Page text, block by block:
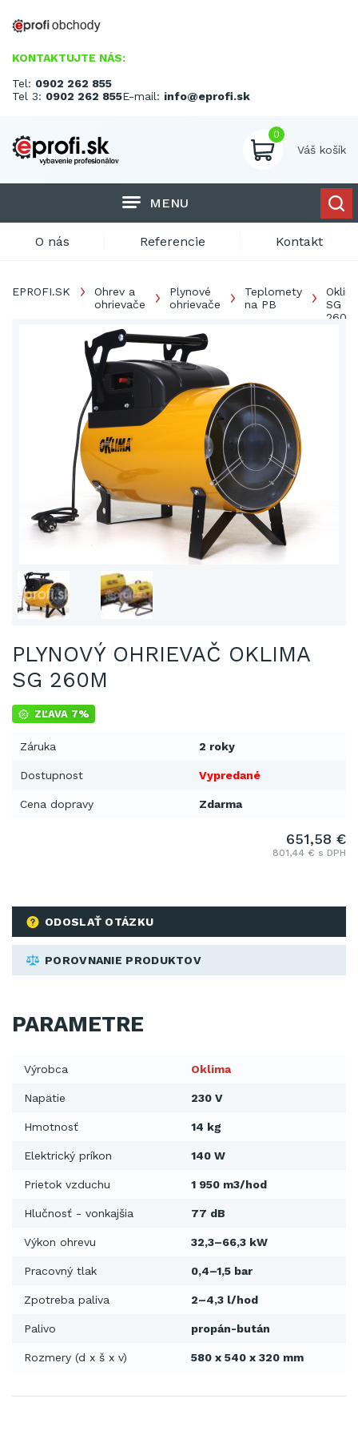
KONTAKTUJTE NÁS:
Tel: 0902 262 855
Tel 3: 0902 262 855E-mail: info@eprofi.sk
0
Váš košík
MENU
O nás Referencie Kontakt
EPROFI.SK
Ohrev a
ohrievače
Plynové
ohrievače
Teplomety
na PB
SG
260M
PLYNOVÝ OHRIEVAČ OKLIMA
SG 260M
ZĽAVA 7%
Záruka 2 roky
Dostupnost Vypredané
Cena dopravy Zdarma
ODOSLAŤ OTÁZKU
POROVNANIE PRODUKTOV
651,58 €
801,44 € s DPH
PARAMETRE
Výrobca Oklima
Napätie 230 V
Hmotnosť 14 kg
Elektrický príkon 140 W
Prietok vzduchu 1 950 m3/hod
Hlučnosť - vonkajšia 77 dB
Výkon ohrevu 32,3–66,3 kW
Pracovný tlak 0,4–1,5 bar
Zpotreba paliva 2–4,3 l/hod
Palivo propán-bután
Rozmery (d x š x v) 580 x 540 x 320 mm